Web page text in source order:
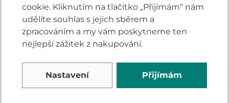
KONTAKTY
cookie. Kliknutím na tlačítko „Přijímám“ nám
udělíte souhlas s jejich sběrem a
zpracováním a my vám poskytneme ten
nejlepší zážitek z nakupování.
Nastavení Přijímám